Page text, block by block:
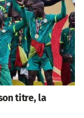
titre, la